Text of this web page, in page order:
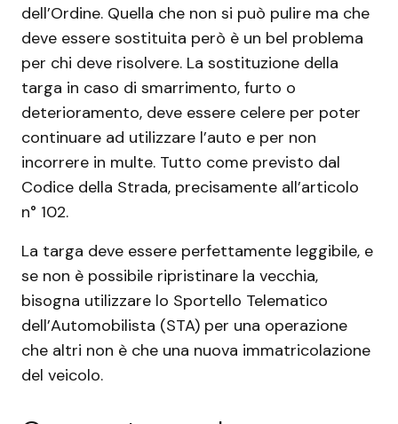
dell’Ordine. Quella che non si può pulire ma che
deve essere sostituita però è un bel problema
per chi deve risolvere. La sostituzione della
targa in caso di smarrimento, furto o
deterioramento, deve essere celere per poter
continuare ad utilizzare l’auto e per non
incorrere in multe. Tutto come previsto dal
Codice della Strada, precisamente all’articolo
n° 102.
La targa deve essere perfettamente leggibile, e
se non è possibile ripristinare la vecchia,
bisogna utilizzare lo Sportello Telematico
dell’Automobilista (STA) per una operazione
che altri non è che una nuova immatricolazione
del veicolo.